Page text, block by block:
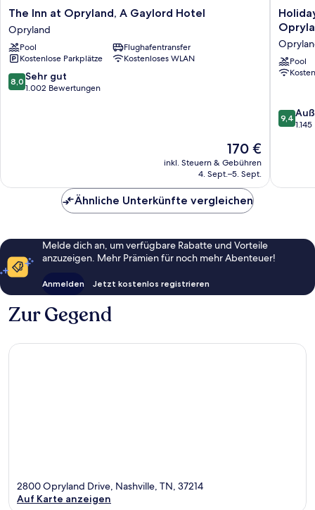
The
Inn
at
Opryland,
A
Gaylord
Hotel
The Inn at Opryland, A Gaylord Hotel
Opryland
Pool
Flughafentransfer
Kostenlose Parkplätze
Kostenloses WLAN
8.0
von
8,0 Sehr gut
1.002 Bewertungen
Der
Preis
beträgt
170 €
inkl. Steuern & Gebühren
4. Sept.–5. Sept.
Holiday
Inn
Express
Hotel
and
Suites
by
IHG
Pool
9.4
von
9,4
Ähnliche Unterkünfte vergleichen
Melde dich an, um verfügbare Rabatte und Vorteile
anzuzeigen. Mehr Prämien für noch mehr Abenteuer!
Anmelden Jetzt kostenlos registrieren
Zur Gegend
2800 Opryland Drive, Nashville, TN, 37214
Auf Karte anzeigen